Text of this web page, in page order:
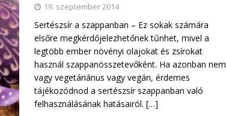
19. szeptember 2014
Sertészsír a szappanban – Ez sokak számára
elsőre megkérdőjelezhetőnek tűnhet, mivel a
legtöbb ember növényi olajokat és zsírokat
használ szappanösszetevőként. Ha azonban nem
vagy vegetáriánus vagy vegán, érdemes
tájékozódnod a sertészsír szappanban való
felhasználásának hatásairól. […]